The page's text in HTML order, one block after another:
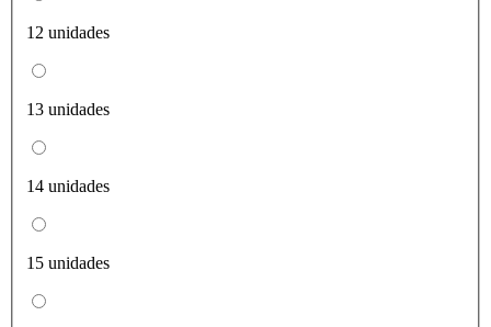
12 unidades
13 unidades
14 unidades
15 unidades